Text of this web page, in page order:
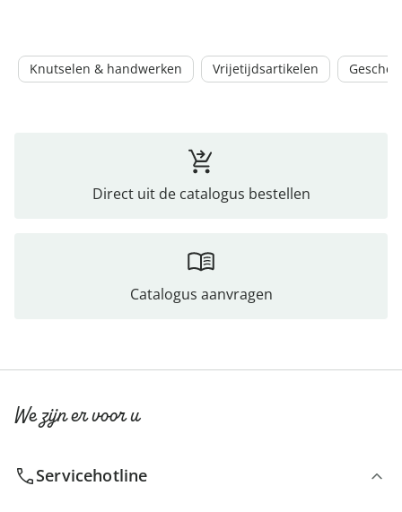
Knutselen & handwerken Vrijetijdsartikelen
Direct uit de catalogus bestellen
Catalogus aanvragen
We zijn er voor u
Servicehotline